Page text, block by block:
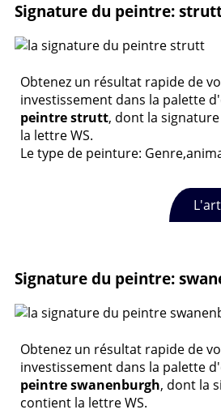
Signature du peintre:
Obtenez un résultat rapide de
investissement dans la palette
peintre strutt, dont la
la lettre WS.
Le type de peinture:
Signature du peintre:
Obtenez un résultat rapide de
investissement dans la palette
peintre swanenburgh, dont la
contient la lettre WS.